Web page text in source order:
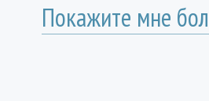
Покажите мне